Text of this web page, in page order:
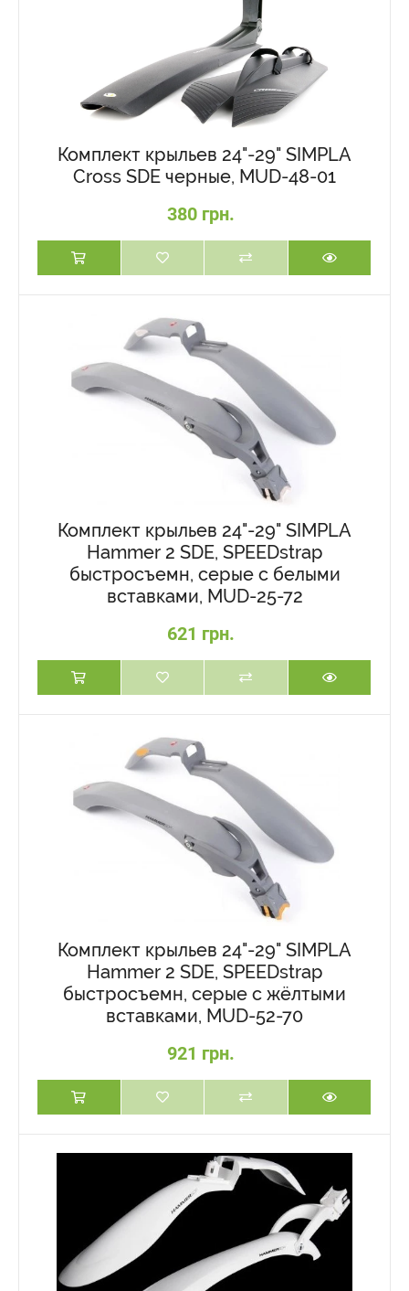
Комплект крыльев 24"-29" SIMPLA
Cross SDE черные, MUD-48-01
380 грн.
Комплект крыльев 24"-29" SIMPLA
Hammer 2 SDE, SPEEDstrap
быстросъемн, серые с белыми
вставками, MUD-25-72
621 грн.
Комплект крыльев 24"-29" SIMPLA
Hammer 2 SDE, SPEEDstrap
быстросъемн, серые с жёлтыми
вставками, MUD-52-70
921 грн.